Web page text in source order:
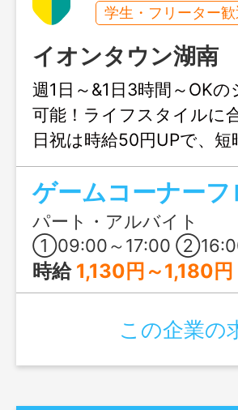
学生・フリーター歓
イオンタウン湖南
週1日～&1日3時間～OK
可能！ライフスタイルに
日祝は時給50円UPで、
しいポイント♪お誕生日
など、楽しく働ける福利
ゲームコーナー
パート・アルバイト
①09:00～17:00 ②16:00～21:00 ※時短
時給 1,130円～1,180円
この企業の